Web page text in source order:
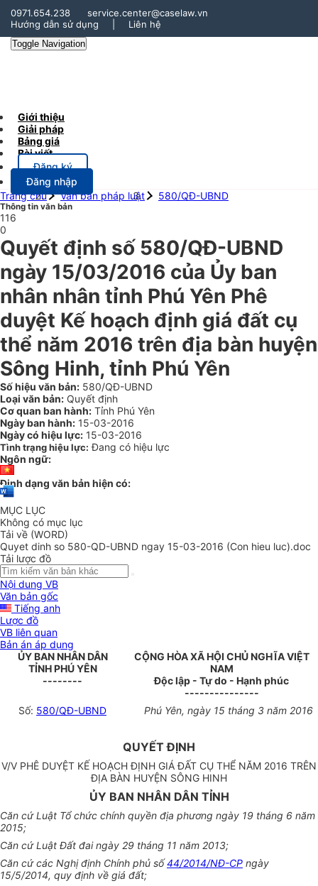
0971.654.238
service.center@caselaw.vn
Hướng dẫn sử dụng
Liên hệ
Toggle Navigation
Giới thiệu
Giải pháp
Bảng giá
Bài viết
Đăng ký
Đăng nhập
Trang chủ
Văn bản pháp luật 580/QĐ-UBND
Thông tin văn bản
116
0
Quyết định số 580/QĐ-UBND
ngày 15/03/2016 của Ủy ban
nhân nhân tỉnh Phú Yên Phê
duyệt Kế hoạch định giá đất cụ
thể năm 2016 trên địa bàn huyện
Sông Hinh, tỉnh Phú Yên
Số hiệu văn bản: 580/QĐ-UBND
Loại văn bản: Quyết định
Cơ quan ban hành: Tỉnh Phú Yên
Ngày ban hành: 15-03-2016
Ngày có hiệu lực: 15-03-2016
Tình trạng hiệu lực: Đang có hiệu lực
Ngôn ngữ:
Định dạng văn bản hiện có:
MỤC LỤC
Không có mục lục
Tải về (WORD)
Quyet dinh so 580-QD-UBND ngay 15-03-2016 (Con hieu luc).doc
Tải lược đồ
Nội dung VB
Văn bản gốc
Tiếng anh
Lược đồ
VB liên quan
Bản án áp dụng
ỦY BAN NHÂN DÂN
TỈNH PHÚ YÊN
--------
CỘNG HÒA XÃ HỘI CHỦ NGHĨA VIỆT
NAM
Độc lập - Tự do - Hạnh phúc
---------------
Số: 580/QĐ-UBND Phú Yên, ngày 15 tháng 3 năm 2016
QUYẾT ĐỊNH
V/V PHÊ DUYỆT KẾ HOẠCH ĐỊNH GIÁ ĐẤT CỤ THỂ NĂM 2016 TRÊN
ĐỊA BÀN HUYỆN SÔNG HINH
ỦY BAN NHÂN DÂN TỈNH
Căn cứ Luật Tổ chức chính quyền địa phương ngày 19 tháng 6 năm
2015;
Căn cứ Luật Đất đai ngày 29 tháng 11 năm 2013;
Căn cứ các Nghị định Chính phủ số44/2014/NĐ-CP ngày
15/5/2014, quy định về giá đất;